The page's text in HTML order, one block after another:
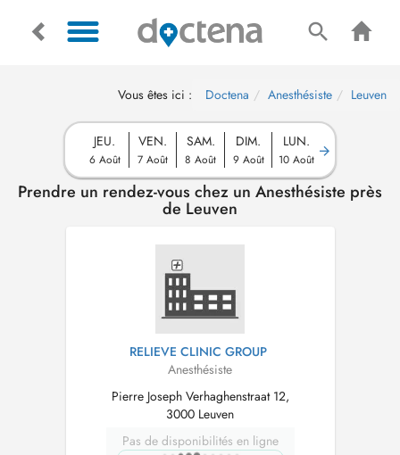
Vous êtes ici : Doctena Anesthésiste Leuven
JEU.
6 Août
VEN.
7 Août
SAM.
8 Août
DIM.
9 Août
LUN.
10 Août
Prendre un rendez-vous chez un Anesthésiste près
de Leuven
RELIEVE CLINIC GROUP
Anesthésiste
Pierre Joseph Verhaghenstraat 12,
3000 Leuven
Pas de disponibilités en ligne